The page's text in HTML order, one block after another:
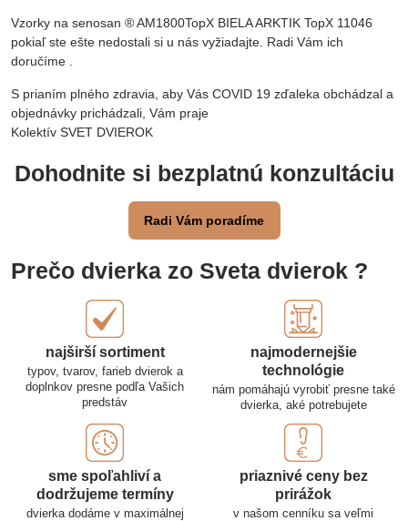
Vzorky na senosan ® AM1800TopX BIELA ARKTIK TopX 11046
pokiaľ ste ešte nedostali si u nás vyžiadajte. Radi Vám ich
doručíme .
S prianím plného zdravia, aby Vás COVID 19 zďaleka obchádzal a
objednávky prichádzali, Vám praje
Kolektív SVET DVIEROK
Dohodnite si bezplatnú konzultáciu
Radi Vám poradíme
Prečo dvierka zo Sveta dvierok ?
najširší sortiment
typov, tvarov, farieb dvierok a
doplnkov presne podľa Vašich
predstáv
najmodernejšie
technológie
nám pomáhajú vyrobiť presne také
dvierka, aké potrebujete
sme spoľahliví a
dodržujeme termíny
dvierka dodáme v maximálnej
priaznivé ceny bez
prirážok
v našom cenníku sa veľmi